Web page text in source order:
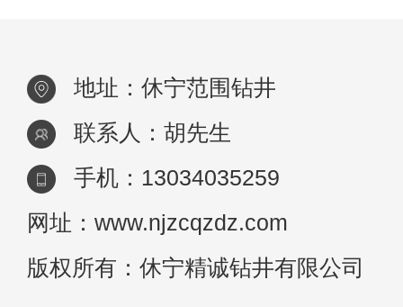
地址：休宁范围钻井
联系人：胡先生
手机：13034035259
网址：www.njzcqzdz.com
版权所有：休宁精诚钻井有限公司